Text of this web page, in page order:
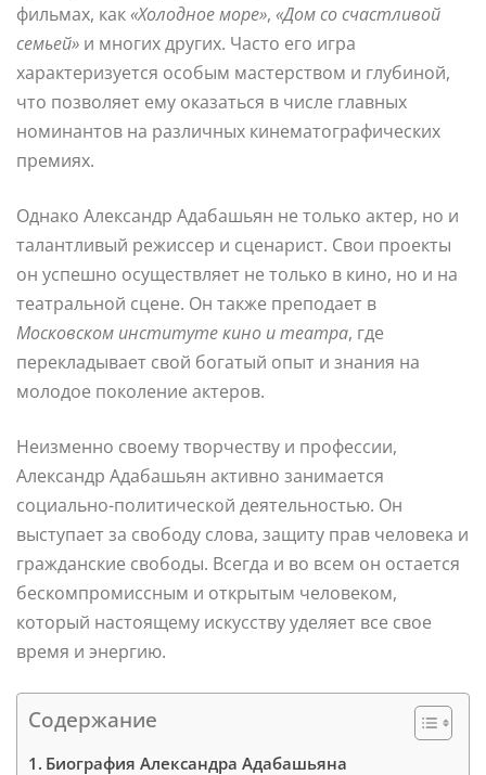
фильмах, как«Холодное море», «Дом со счастливой
семьей» и многих других. Часто его игра
характеризуется особым мастерством и глубиной,
что позволяет ему оказаться в числе главных
номинантов на различных кинематографических
премиях.
Однако Александр Адабашьян не только актер, но и
талантливый режиссер и сценарист. Свои проекты
он успешно осуществляет не только в кино, но и на
театральной сцене. Он также преподает в
Московском институте кино и театра, где
перекладывает свой богатый опыт и знания на
молодое поколение актеров.
Неизменно своему творчеству и профессии,
Александр Адабашьян активно занимается
социально-политической деятельностью. Он
выступает за свободу слова, защиту прав человека и
гражданские свободы. Всегда и во всем он остается
бескомпромиссным и открытым человеком,
который настоящему искусству уделяет все свое
время и энергию.
Содержание
Биография Александра Адабашьяна